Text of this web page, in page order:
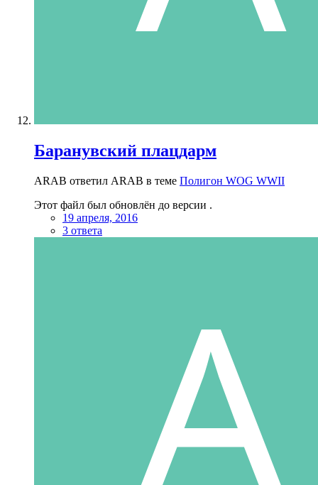
Баранувский плацдарм
ARAB ответил ARAB в теме Полигон WOG WWII
Этот файл был обновлён до версии .
19 апреля, 2016
3 ответа